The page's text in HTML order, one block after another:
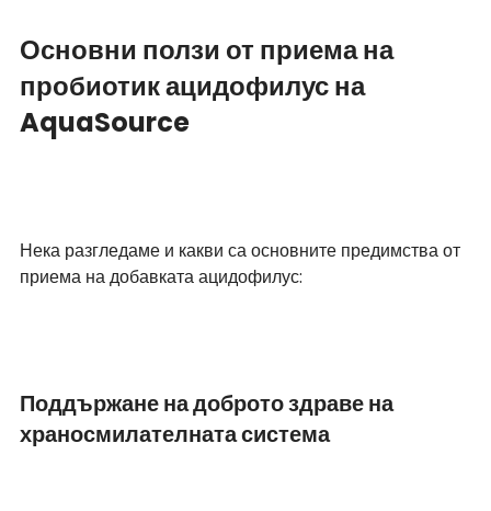
Основни ползи от приема на
пробиотик ацидофилус на
AquaSource
Нека разгледаме и какви са основните предимства от
приема на добавката ацидофилус:
Поддържане на доброто здраве на
храносмилателната система